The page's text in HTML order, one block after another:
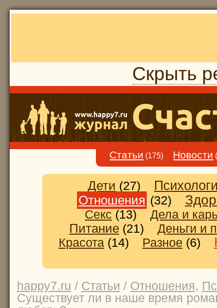
Скрыть
Статьи (175) Новости
Дети (27)
Отношения (32)
Секс (13) Дела и
Питание(21) Деньги и
Красота (14) Разное (6)
happy7.ru / Статьи / Отношения,
Существует ли в наше время